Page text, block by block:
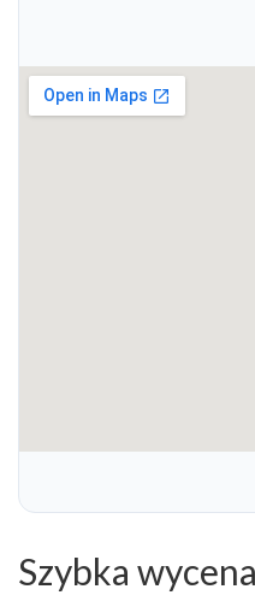
Szybka